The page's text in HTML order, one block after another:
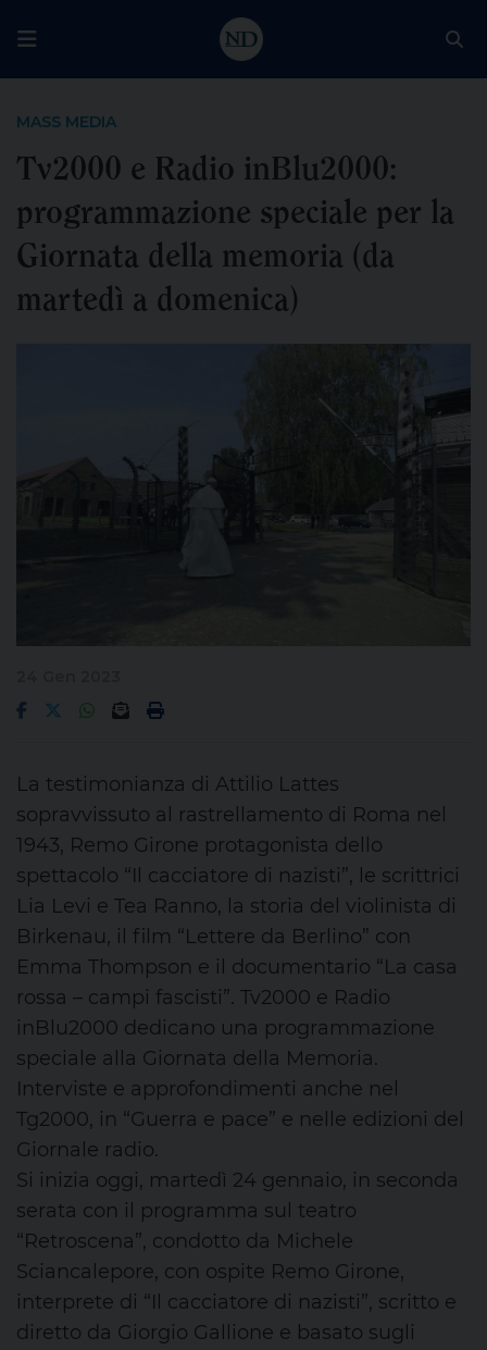
MASS MEDIA
Tv2000 e Radio inBlu2000:
programmazione speciale per la
Giornata della memoria (da
martedì a domenica)
La testimonianza di Attilio Lattes
sopravvissuto al rastrellamento di Roma nel
1943, Remo Girone protagonista dello
spettacolo “Il cacciatore di nazisti”, le scrittrici
Lia Levi e Tea Ranno, la storia del violinista di
Birkenau, il film “Lettere da Berlino” con
Emma Thompson e il documentario “La casa
rossa – campi fascisti”. Tv2000 e Radio
inBlu2000 dedicano una programmazione
speciale alla Giornata della Memoria.
Interviste e approfondimenti anche nel
Tg2000, in “Guerra e pace” e nelle edizioni del
Giornale radio.
Si inizia oggi, martedì 24 gennaio, in seconda
serata con il programma sul teatro
“Retroscena”, condotto da Michele
Sciancalepore, con ospite Remo Girone,
interprete di “Il cacciatore di nazisti”, scritto e
diretto da Giorgio Gallione e basato sugli